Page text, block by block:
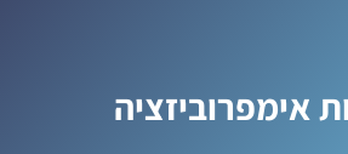
אימפרוביזציה